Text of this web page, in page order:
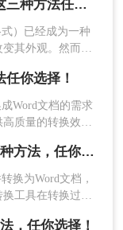
点击它即可切
入工作界面
轻松实现PDF到
怎样将pdf文件转换成word文档？这三种方法任你选择！
）已经成为一种
其外观。然而，
样将pdf文件转换
你选择！
Word文档的需求
质量的转换效
三种将PDF文件免
实现格式转换。
pdf转word怎么保留格式不变？这3种方法，任你选择！
换为Word文档，
工具在转换过程
，任你选择！